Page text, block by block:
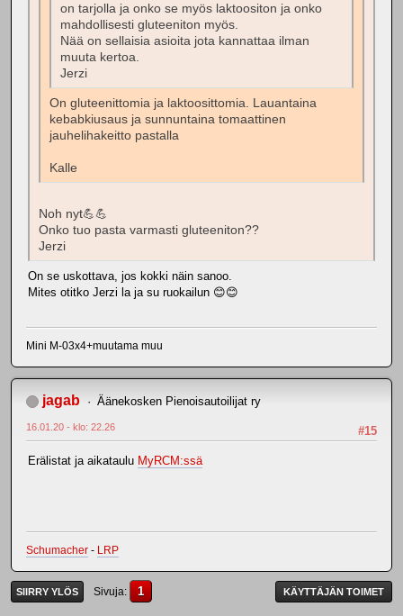
on tarjolla ja onko se myös laktoositon ja onko
mahdollisesti gluteeniton myös.
Nää on sellaisia asioita jota kannattaa ilman
muuta kertoa.
Jerzi
On gluteenittomia ja laktoosittomia. Lauantaina
kebabkiusaus ja sunnuntaina tomaattinen
jauhelihakeitto pastalla
Kalle
Noh nyt💪💪
Onko tuo pasta varmasti gluteeniton??
Jerzi
On se uskottava, jos kokki näin sanoo.
Mites otitko Jerzi la ja su ruokailun 😊😊
Mini M-03x4+muutama muu
jagab Äänekosken Pienoisautoilijat ry
#15
16.01.20 - klo: 22.26
Erälistat ja aikataulu MyRCM:ssä
Schumacher - LRP
SIIRRY YLÖS Sivuja 1 KÄYTTÄJÄN TOIMET